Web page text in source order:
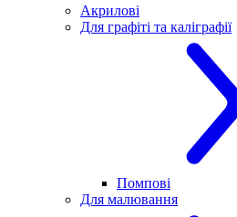
Акрилові
Для графіті та каліграфії
Помпові
Для малювання